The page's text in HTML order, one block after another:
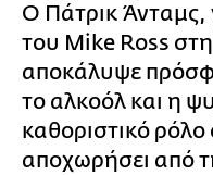
Ο Πάτρικ Άνταμς,
του Mike Ross
αποκάλυψε
το αλκοόλ και η
καθοριστικό
αποχωρήσει από